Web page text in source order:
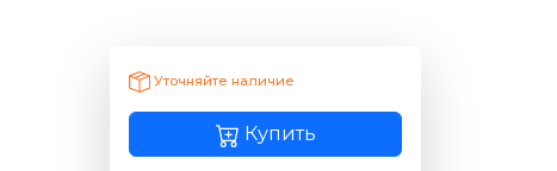
Уточняйте наличие
Купить